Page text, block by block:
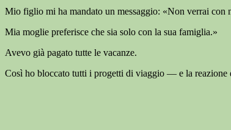
Mio figlio mi ha mandato un messaggio: «Non verrai con
Mia moglie preferisce che sia solo con la sua famiglia.»
Avevo già pagato tutte le vacanze.
Così ho bloccato tutti i progetti di viaggio — e la reazione